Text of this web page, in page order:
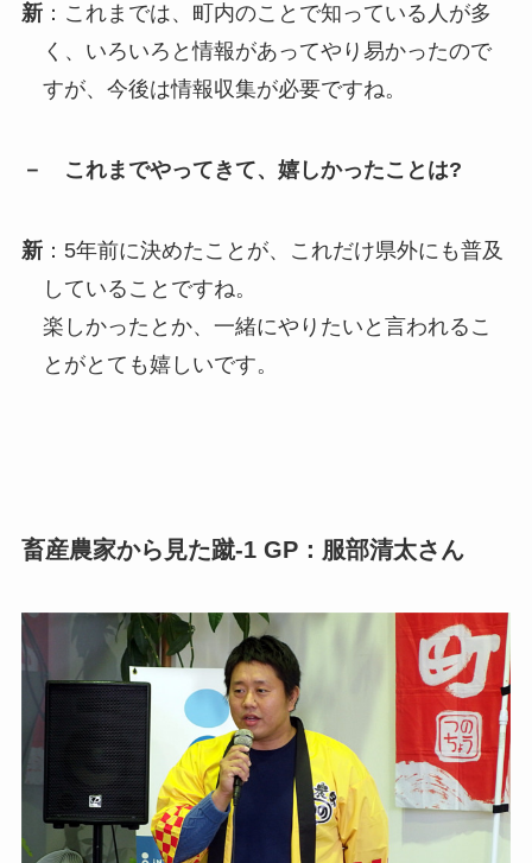
新：これまでは、町内のことで知っている人が多
く、いろいろと情報があってやり易かったので
すが、今後は情報収集が必要ですね。
－ これまでやってきて、嬉しかったことは?
新：5年前に決めたことが、これだけ県外にも普及
していることですね。
楽しかったとか、一緒にやりたいと言われるこ
とがとても嬉しいです。
畜産農家から見た蹴-1 GP：服部清太さん